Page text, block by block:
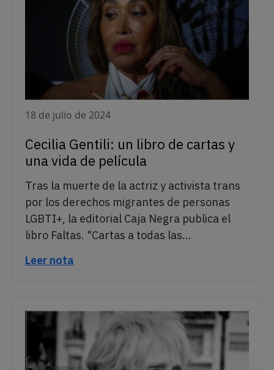
APOYANOS
ES EN
18 de julio de 2024
Cecilia Gentili: un libro de cartas y
una vida de película
Tras la muerte de la actriz y activista trans
por los derechos migrantes de personas
LGBTI+, la editorial Caja Negra publica el
libro Faltas. "Cartas a todas las…
Leer nota